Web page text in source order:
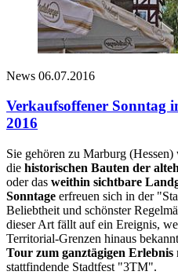
News 06.07.2016
Verkaufsoffener Sonntag
2016
Sie gehören zu Marburg
die historischen Bauten der
oder das weithin sichtbare
Sonntage erfreuen sich in der
Beliebtheit und schönster
dieser Art fällt auf ein Ereignis,
Territorial-Grenzen hinaus
Tour zum ganztägigen Erlebnis
stattfindende Stadtfest "3TM".